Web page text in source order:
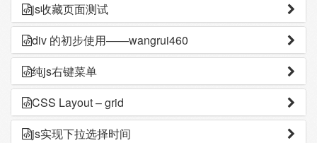
js收藏页面测试
div 的初步使用——wangrui460
纯js右键菜单
CSS Layout – grid
js实现下拉选择时间